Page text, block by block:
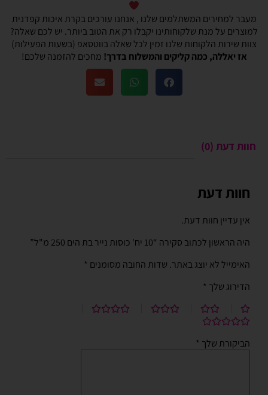
מעבר למחירים המשתלמים שלנו , אנחנו עורכים בקרת איכות קפדנית
למוצרים על מנת שלקוחותינו יקבלו רק את הטוב ביותר. יש לכם שאלה?
צוות שירות הלקוחות שלנו זמין לכל שאלה בווטסאפ (בשעות הפעילות)
אז יאללה, כמה קליקים והמשלוח בדרך! מחכים להזמנה שלכם!
חוות דעת (0)
חוות דעת
אין עדיין חוות דעת.
היה הראשון לכתוב סקירה “10 יח' כוסות נייר בת הים 250 מ"ל”
האימייל לא יוצג באתר. שדות החובה מסומנים *
הדירוג שלך *
הביקורת שלך *